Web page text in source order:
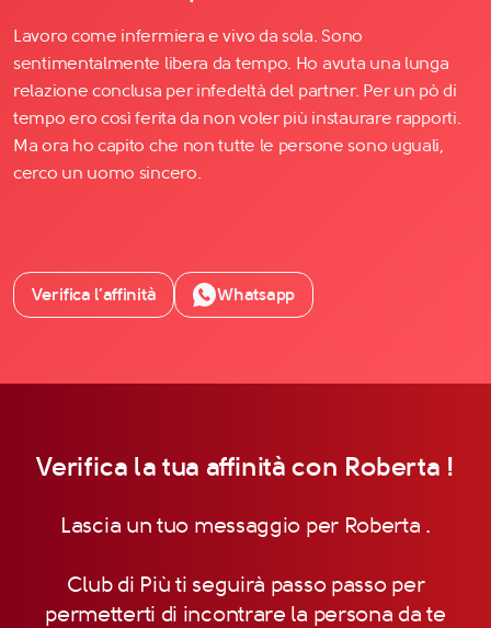
Lavoro come infermiera e vivo da sola. Sono
sentimentalmente libera da tempo. Ho avuta una lunga
relazione conclusa per infedeltà del partner. Per un pò di
tempo ero così ferita da non voler più instaurare rapporti.
Ma ora ho capito che non tutte le persone sono uguali,
cerco un uomo sincero.
Verifica l’affinità Whatsapp
Verifica la tua affinità con Roberta !
Lascia un tuo messaggio per Roberta .
Club di Più ti seguirà passo passo per
permetterti di incontrare la persona da te